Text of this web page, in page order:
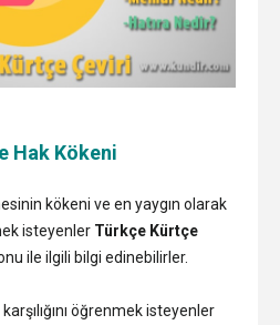
Hak Kökeni
kökeni ve en yaygın olarak
isteyenler Türkçe Kürtçe
ile ilgili bilgi edinebilirler.
öğrenmek isteyenler